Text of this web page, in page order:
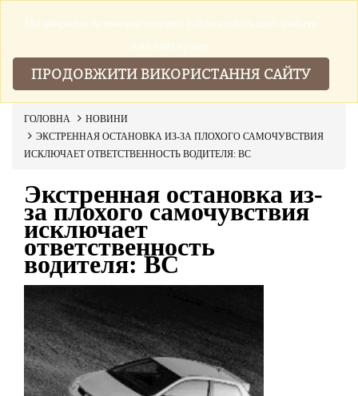
ГОЛОВНА
НОВИНИ
ЭКСТРЕННАЯ ОСТАНОВКА ИЗ-ЗА ПЛОХОГО САМОЧУВСТВИЯ
ИСКЛЮЧАЕТ ОТВЕТСТВЕННОСТЬ ВОДИТЕЛЯ: ВС
Экстренная остановка из-
за плохого самочувствия
исключает
ответственность
водителя: ВС
Ми збираемо та використовуемо файли cookies щоб зробити
наш сайт краще.
ПРОДОВЖИТИ ВИКОРИСТАННЯ САЙТУ